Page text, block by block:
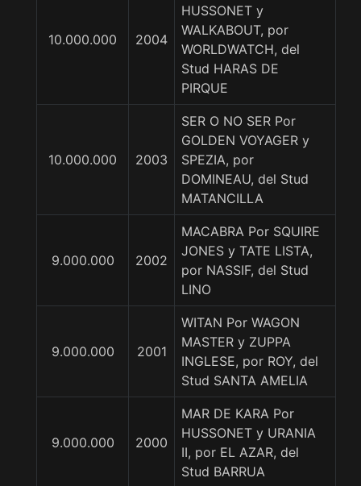
10.000.000 2004
HUSSONET y
WALKABOUT, por
WORLDWATCH, del
Stud HARAS DE
PIRQUE
10.000.000 2003
SER O NO SER Por
GOLDEN VOYAGER y
SPEZIA, por
DOMINEAU, del Stud
MATANCILLA
9.000.000 2002
MACABRA Por SQUIRE
JONES y TATE LISTA,
por NASSIF, del Stud
LINO
9.000.000 2001
WITAN Por WAGON
MASTER y ZUPPA
INGLESE, por ROY, del
Stud SANTA AMELIA
9.000.000 2000
MAR DE KARA Por
HUSSONET y URANIA
II, por EL AZAR, del
Stud BARRUA